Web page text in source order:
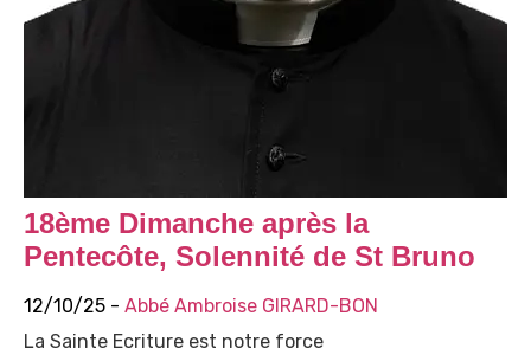
18ème Dimanche après la
Pentecôte, Solennité de St Bruno
12/10/25 - Abbé Ambroise GIRARD-BON
La Sainte Ecriture est notre force